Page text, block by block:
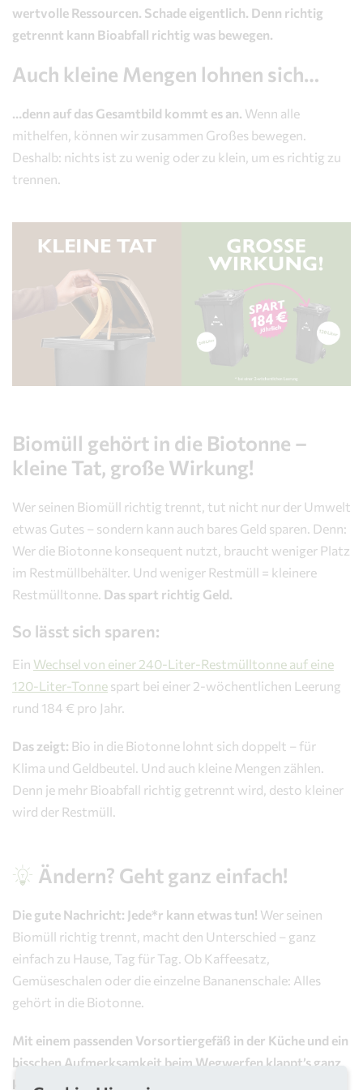
wertvolle Ressourcen. Schade eigentlich. Denn richtig
getrennt kann Bioabfall richtig was bewegen.
Auch kleine Mengen lohnen sich…
…denn auf das Gesamtbild kommt es an. Wenn alle
mithelfen, können wir zusammen Großes bewegen.
Deshalb: nichts ist zu wenig oder zu klein, um es richtig zu
trennen.
Biomüll gehört in die Biotonne –
kleine Tat, große Wirkung!
Wer seinen Biomüll richtig trennt, tut nicht nur der Umwelt
etwas Gutes – sondern kann auch bares Geld sparen. Denn:
Wer die Biotonne konsequent nutzt, braucht weniger Platz
im Restmüllbehälter. Und weniger Restmüll = kleinere
Restmülltonne. Das spart richtig Geld.
So lässt sich sparen:
Ein Wechsel von einer 240-Liter-Restmülltonne auf eine
120-Liter-Tonne spart bei einer 2-wöchentlichen Leerung
rund 184 € pro Jahr.
Das zeigt: Bio in die Biotonne lohnt sich doppelt – für
Klima und Geldbeutel. Und auch kleine Mengen zählen.
Denn je mehr Bioabfall richtig getrennt wird, desto kleiner
wird der Restmüll.
Ändern? Geht ganz einfach!
Die gute Nachricht: Jede*r kann etwas tun! Wer seinen
Biomüll richtig trennt, macht den Unterschied – ganz
einfach zu Hause, Tag für Tag. Ob Kaffeesatz,
Gemüseschalen oder die einzelne Bananenschale: Alles
gehört in die Biotonne.
Mit einem passenden Vorsortiergefäß in der Küche und ein
bisschen Aufmerksamkeit beim Wegwerfen klappt’s ganz
leicht.
Und je mehr mitmachen, desto größer der Effekt –